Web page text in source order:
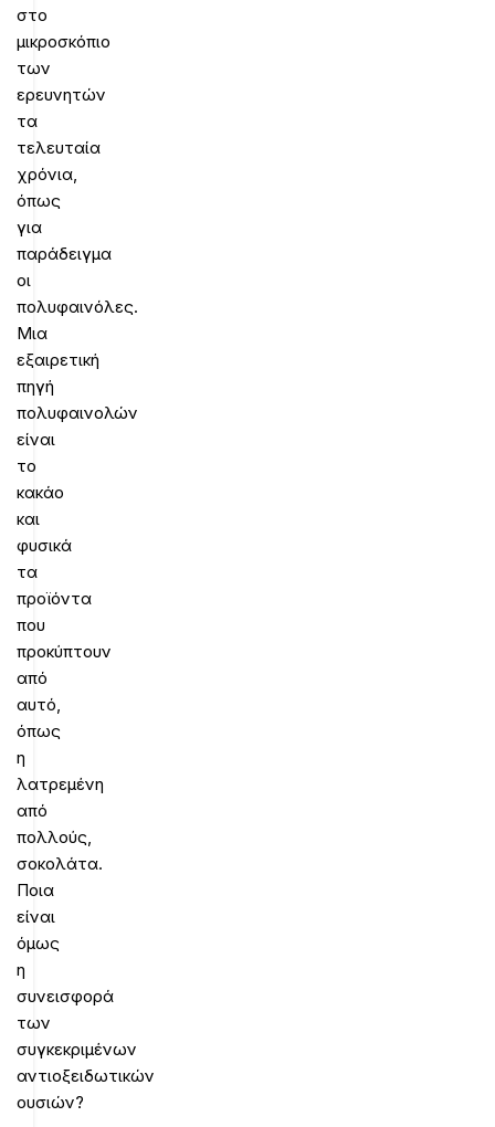
στο
μικροσκόπιο
των
ερευνητών
τα
τελευταία
χρόνια,
όπως
για
παράδειγμα
οι
πολυφαινόλες.
Μια
εξαιρετική
πηγή
πολυφαινολών
είναι
το
κακάο
και
φυσικά
τα
προϊόντα
που
προκύπτουν
από
αυτό,
όπως
η
λατρεμένη
από
πολλούς,
σοκολάτα.
Ποια
είναι
όμως
η
συνεισφορά
των
συγκεκριμένων
αντιοξειδωτικών
ουσιών?